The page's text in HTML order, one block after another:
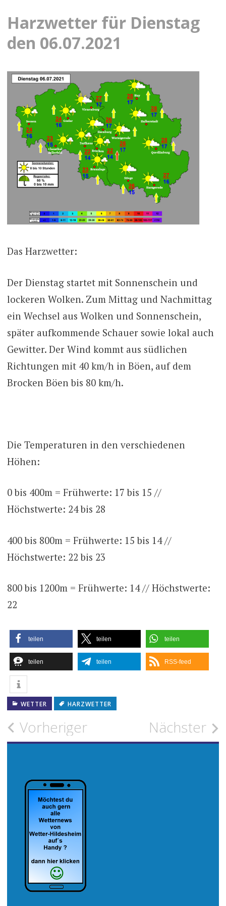
Harzwetter für Dienstag
den 06.07.2021
Das Harzwetter:
Der Dienstag startet mit Sonnenschein und
lockeren Wolken. Zum Mittag und Nachmittag
ein Wechsel aus Wolken und Sonnenschein,
später aufkommende Schauer sowie lokal auch
Gewitter. Der Wind kommt aus südlichen
Richtungen mit 40 km/h in Böen, auf dem
Brocken Böen bis 80 km/h.
Die Temperaturen in den verschiedenen
Höhen:
0 bis 400m = Frühwerte: 17 bis 15 //
Höchstwerte: 24 bis 28
400 bis 800m = Frühwerte: 15 bis 14 //
Höchstwerte: 22 bis 23
800 bis 1200m = Frühwerte: 14 // Höchstwerte:
22
teilen teilen teilen
teilen teilen RSS-feed
WETTER HARZWETTER
Beitragsnavigation
Vorheriger Nächster